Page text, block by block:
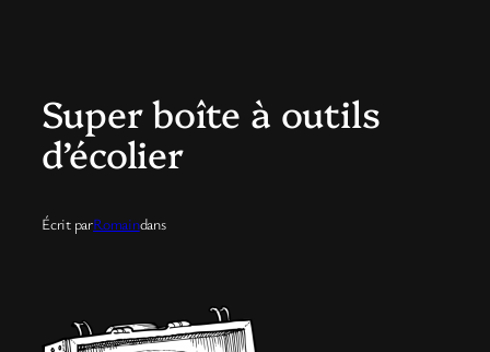
Super boîte à outils
d’écolier
Écrit parRomaindans